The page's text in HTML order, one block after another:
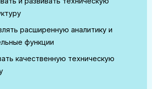
расширенную аналитику и
функции
качественную техническую